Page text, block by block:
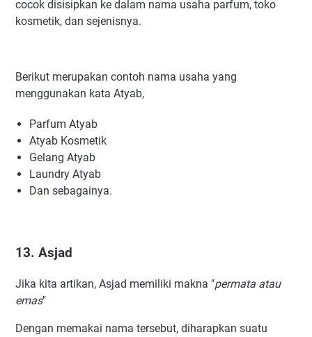
cocok disisipkan ke dalam nama usaha parfum, toko
kosmetik, dan sejenisnya.
Berikut merupakan contoh nama usaha yang
menggunakan kata Atyab,
Parfum Atyab
Atyab Kosmetik
Gelang Atyab
Laundry Atyab
Dan sebagainya.
13. Asjad
Jika kita artikan, Asjad memiliki makna "permata atau
emas"
Dengan memakai nama tersebut, diharapkan suatu